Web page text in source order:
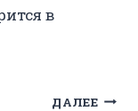
в
ДАЛЕЕ